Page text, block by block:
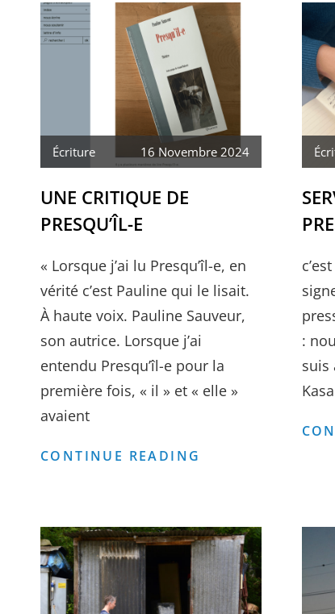
Écriture 16 Novembre 2024
UNE CRITIQUE DE
PRESQU’ÎL-E
« Lorsque j’ai lu Presqu’îl-e, en
vérité c’est Pauline qui le lisait.
À haute voix. Pauline Sauveur,
son autrice. Lorsque j’ai
entendu Presqu’îl-e pour la
première fois, « il » et « elle »
avaient
CONTINUE READING
PRESQU’ÎL-
E
:
suis